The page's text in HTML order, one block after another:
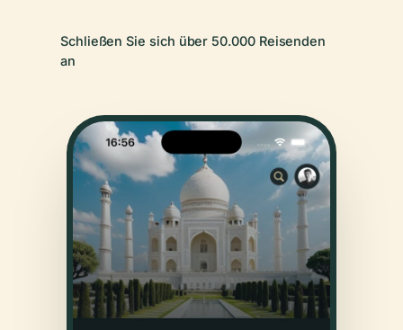
Schließen Sie sich über 50.000 Reisenden
an